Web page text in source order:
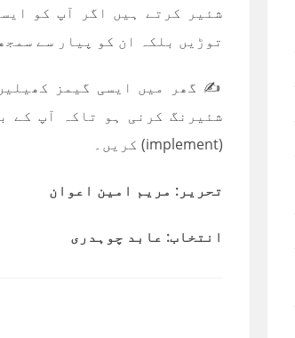
شئیر کرتے ہیں اگر آپ کو
توڑیں بلکہ ان کو پیار سے
✍️ گھر میں ایسی گیمز
شئیرنگ کرنی ہو تاکہ آپ کے
(implement) کریں۔
تحریر: مریم امین اعوان
انتخاب: عابد چوہدری